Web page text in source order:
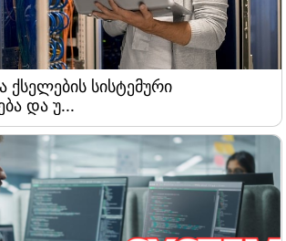
ქსელების სისტემური
ქსელების სისტემური
და უ...